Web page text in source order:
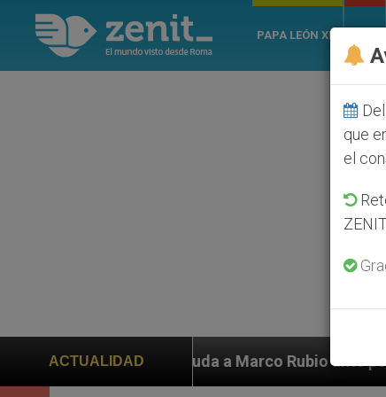
PAPA LEÓN XIV
ACTUALIDAD
a Marco Rubio ante persecución de colonos
que
el